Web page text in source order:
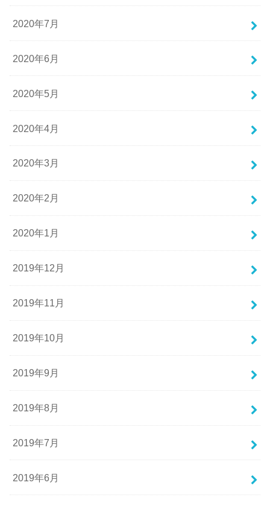
2020年7月
2020年6月
2020年5月
2020年4月
2020年3月
2020年2月
2020年1月
2019年12月
2019年11月
2019年10月
2019年9月
2019年8月
2019年7月
2019年6月